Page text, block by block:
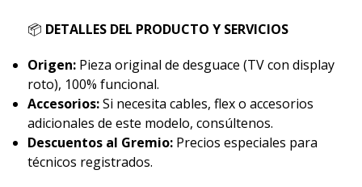
📦 DETALLES DEL PRODUCTO Y SERVICIOS
Origen:Pieza original de desguace (TV con display
roto), 100% funcional.
Accesorios:Si necesita cables, flex o accesorios
adicionales de este modelo, consúltenos.
Descuentos al Gremio:Precios especiales para
técnicos registrados.